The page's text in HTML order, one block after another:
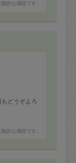
的な感想です。
どうぞよろ
的な感想です。